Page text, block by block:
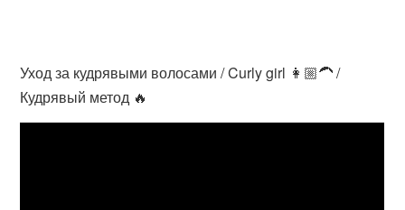
Уход за кудрявыми волосами / Curly girl 👩🏼‍🦱 /
Кудрявый метод 🔥